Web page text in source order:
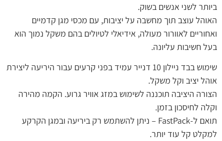
ביותר לשני אנשים בשוק.
האוהל עוצב תוך מחשבה על יציבות, עם מכסי מגן קדמיים
ואחוריים לאוורור מעולה, אידיאלי לטיולים בהם משקל נמוך הוא
בעל חשיבות עליונה.
שימוש בבד ניילון 10 דנייר עמיד בפני קרעים עבור היריעה ליצירת
אוהל יציב וקל משקל.
הצורה היציבה תוכננה לשימוש במזג אוויר גרוע. הקמה מהירה
וקלה לחיסכון בזמן.
תואם ל-FastPack – ניתן להשתמש רק ביריעה ובמגן הקרקע
למקלט קל עוד יותר.